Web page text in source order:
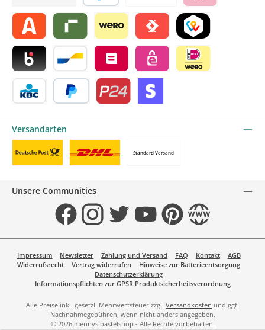
Vorkasse Klarna by mollie
Alma by mollieRiverty by mollie
Wero Satispay by mollieTWINT by mollie
Blik by mollieBancontact by mollie
Belfius by mollieeps by mollie
Später bezahlen
Versandarten
Standard Versand
Unsere Communities
FacebookInstagramTwitter YouTubePinterestWebsite
Impressum Newsletter Zahlung und Versand FAQ Kontakt
AGB
Widerrufsrecht
Vertrag widerrufen
Hinweise zur Batterieentsorgung
Datenschutzerklärung
Informationspflichten zur GPSR Produktsicherheitsverordnung
Alle Preise inkl. gesetzl. Mehrwertsteuer zzgl. Versandkosten und ggf.
Nachnahmegebühren, wenn nicht anders angegeben.
© 2026 mennys bastelshop - Alle Rechte vorbehalten.